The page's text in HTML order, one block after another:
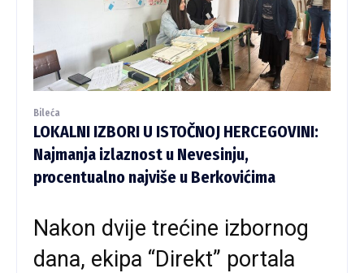
Bileća
LOKALNI IZBORI U ISTOČNOJ HERCEGOVINI:
Najmanja izlaznost u Nevesinju,
procentualno najviše u Berkovićima
Nakon dvije trećine izbornog
dana, ekipa “Direkt” portala